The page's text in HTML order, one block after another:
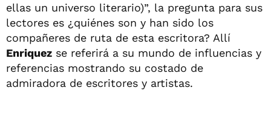
ellas un universo literario)”, la pregunta para sus
lectores es ¿quiénes son y han sido los
compañeres de ruta de esta escritora? Allí
Enriquez se referirá a su mundo de influencias y
referencias mostrando su costado de
admiradora de escritores y artistas.